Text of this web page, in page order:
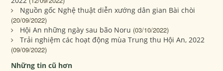
Nguồn gốc Nghệ thuật diễn xướng dân gian Bài chòi
(20/09/2022)
Hội An những ngày sau bão Noru (03/10/2022)
Trải nghiệm các hoạt động mùa Trung thu Hội An, 2022
(09/09/2022)
Những tin cũ hơn